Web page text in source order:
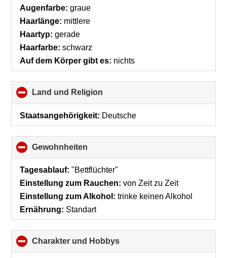
Augenfarbe: graue
Haarlänge: mittlere
Haartyp: gerade
Haarfarbe: schwarz
Auf dem Körper gibt es: nichts
Land und Religion
to
collapse
Staatsangehörigkeit: Deutsche
Gewohnheiten
to
collapse
Tagesablauf: "Bettflüchter"
Einstellung zum Rauchen: von Zeit zu Zeit
Einstellung zum Alkohol: trinke keinen Alkohol
Ernährung: Standart
Charakter und Hobbys
to